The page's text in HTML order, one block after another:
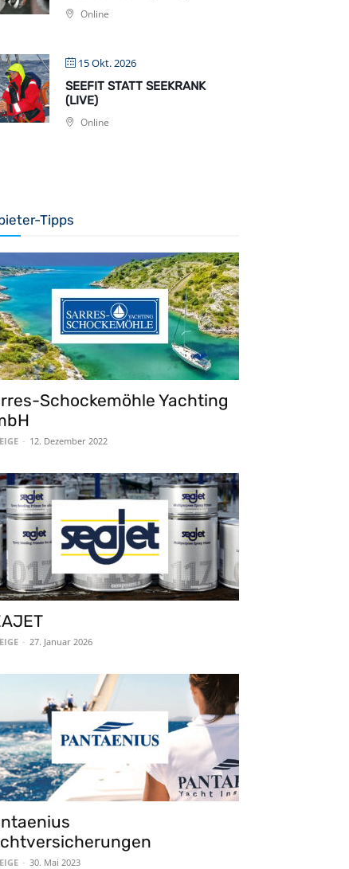
Online
15 Okt. 2026
SEEFIT STATT SEEKRANK
(LIVE)
Online
Tipps
Schockemöhle Yachting
- 12. Dezember 2022
- 27. Januar 2026
- 30. Mai 2023